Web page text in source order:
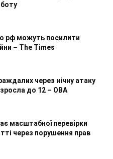
рф можуть посилити
– The Times
через нічну атаку
до 12 – ОВА
масштабної перевірки
через порушення прав